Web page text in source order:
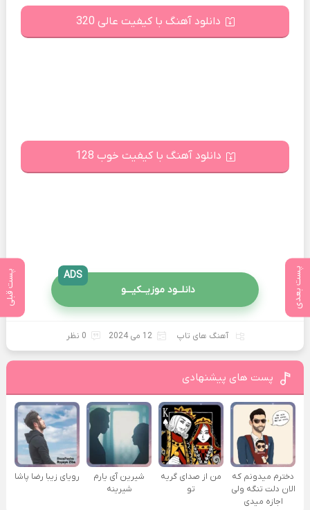
پست بعدی پست قبلی
دانلود آهنگ با کیفیت عالی 320
دانلود آهنگ با کیفیت خوب 128
دانلــود موزیــکیـــو
ADS
آهنگ های تاپ 12 می 2024 0 نظر
پست های پیشنهادی
دخترم میدونم که
الان دلت تنگه ولی
اجازه میدی
من از صدای گريه
تو
شیرین آی یارم
شیرینه
رویای زیبا رضا پاشا